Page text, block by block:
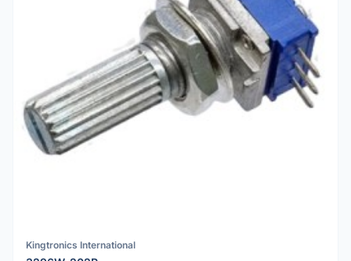
Kingtronics International